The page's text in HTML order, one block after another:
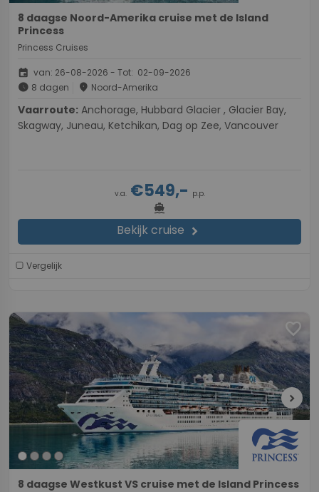
8 daagse Noord-Amerika cruise met de Island
Princess
Princess Cruises
event van: 26-08-2026 - Tot: 02-09-2026
schedule 8 dagen place Noord-Amerika
Vaarroute:
Skagway, Juneau, Ketchikan, Dag op Zee, Vancouver
v.a.€549,- p.p.
directions_boat
Bekijk cruise chevron_right
Vergelijk
favorite
chevron_right
8 daagse Westkust VS cruise met de Island Princess